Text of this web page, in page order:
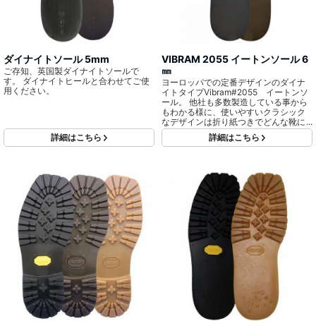
ダイナイトソール 5mm
ご存知、英国製ダイナイトソールで
す。 ダイナイトヒールと合わせてご使
用ください。
詳細はこちら
VIBRAM 2055 イートンソール 6
㎜
ヨーロッパでの定番デザインのダイナ
イトタイプVibram#2055 イートンソ
ール。 他社も多数製造している事から
もわかる様に、使いやすいクラシック
なデザインは折り紙つきでどんな靴に
もマッチします。 ソールは屈曲性・耐
滑性を、ヒールは耐摩耗性を考慮した
詳細はこちら